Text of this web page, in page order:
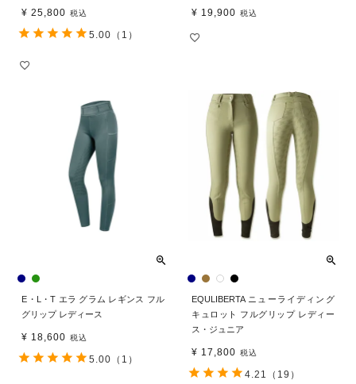
¥ 25,800 税込
5.00 （1）
¥ 19,900 税込
E・L・T エラ グラム レギンス フル
グリップ レディース
¥ 18,600 税込
5.00 （1）
EQULIBERTA ニューライディング
キュロット フルグリップ レディー
ス・ジュニア
¥ 17,800 税込
4.21 （19）